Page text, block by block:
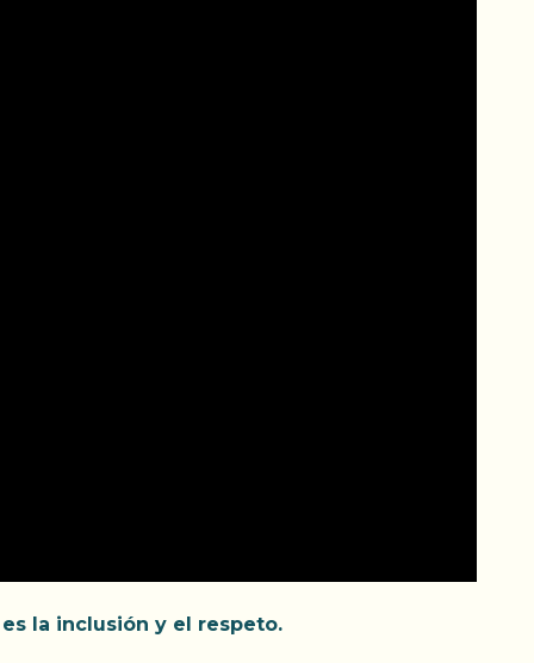
la inclusión y el respeto.